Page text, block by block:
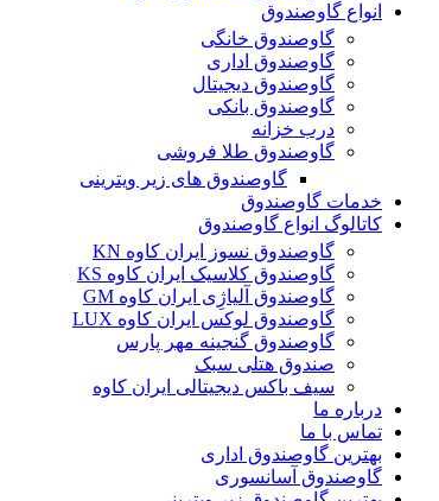
انواع گاوصندوق
گاوصندوق خانگی
گاوصندوق اداری
گاوصندوق دیجیتال
گاوصندوق بانکی
درب خزانه
گاوصندوق طلا فروشی
گاوصندوق های زیر ویترینی
خدمات گاوصندوق
کاتالوگ انواع گاوصندوق
گاوصندوق نسوز ایران کاوه KN
گاوصندوق کلاسیک ایران کاوه KS
گاوصندوق آلیاژِی ایران کاوه GM
گاوصندوق لوکس ایران کاوه LUX
گاوصندوق گنجینه مهر پارس
صندوق هتلی سبک
سیف باکس دیجیتالی ایران کاوه
درباره ما
تماس با ما
بهترین گاوصندوق اداری
گاوصندوق آسانسوری